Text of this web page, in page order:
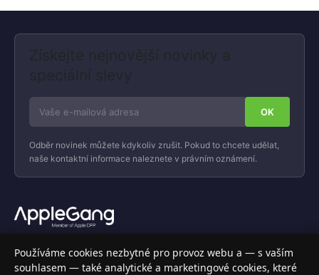
Získejte nejnovější novinky a
speciální slevy
Odběr novinek můžete kdykoliv zrušit. Pokud to chcete udělat,
naše kontaktní informace naleznete v právním oznámení.
Váš specializovaný obchod s Apple produkty, příslušenstvím a
elektronikou. Nakupujte bezpečně a s jistotou.
Používáme cookies nezbytné pro provoz webu a — s vaším
souhlasem — také analytické a marketingové cookies, které